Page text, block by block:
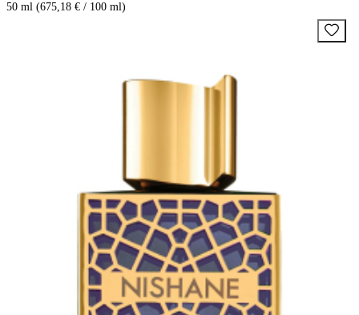
50 ml (675,18 € / 100 ml)